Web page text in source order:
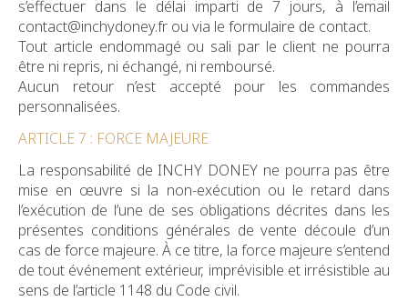
s’effectuer dans le délai imparti de 7 jours, à l’email
contact@inchydoney.fr ou via le formulaire de contact.
Tout article endommagé ou sali par le client ne pourra
être ni repris, ni échangé, ni remboursé.
Aucun retour n’est accepté pour les commandes
personnalisées.
ARTICLE 7 : FORCE MAJEURE
La responsabilité de INCHY DONEY ne pourra pas être
mise en œuvre si la non-exécution ou le retard dans
l’exécution de l’une de ses obligations décrites dans les
présentes conditions générales de vente découle d’un
cas de force majeure. À ce titre, la force majeure s’entend
de tout événement extérieur, imprévisible et irrésistible au
sens de l’article 1148 du Code civil.